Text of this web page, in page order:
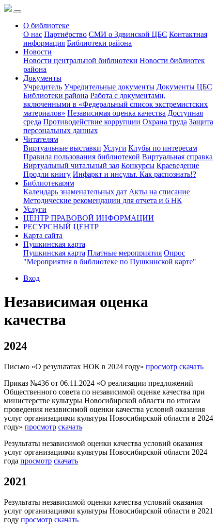
О библиотеке
О нас Партнёрство СМИ о Здвинской ЦБС Контактная
информация Библиотеки района
Новости
Новости центральной библиотеки Новости библиотек
района
Документы
Учредитель Учредительные документы Документы ЦБС
Библиотеки района Работа с документами,
включенными в «Федеральный список экстремистских
материалов» Независимая оценка качества Доступная
среда Противодействие коррупции Охрана труда Защита
персональных данных
Читателям
Виртуальные выставки Услуги Клубы по интересам
Правила пользования библиотекой Виртуальная справка
Виртуальный читальный зал Конкурсы Краеведение
Продли книгу Инфаркт и инсульт. Как распознать!?
Библиотекарям
Календарь знаменательных дат Акты на списание
Методические рекомендации для отчета и 6 НК
Услуги
ЦЕНТР ПРАВОВОЙ ИНФОРМАЦИИ
РЕСУРСНЫЙ ЦЕНТР
Карта сайта
Пушкинская карта
Пушкинская карта Платные мероприятия Опрос
"Мероприятия в библиотеке по Пушкинской карте"
Вход
Независимая оценка
качества
2024
Письмо «О результатах НОК в 2024 году» просмотр скачать
Приказ №436 от 06.11.2024 «О реализации предложений
Общественного совета по независимой оценке качества при
министерстве культуры Новосибирской области по итогам
проведения независимой оценки качества условий оказания
услуг организациями культуры Новосибирской области в 2024
году» просмотр скачать
Результаты независимой оценки качества условий оказания
услуг организациями культуры Новосибирской области 2024
года просмотр скачать
2021
Результаты независимой оценки качества условий оказания
услуг организациями культуры Новосибирской области в 2021
году просмотр скачать